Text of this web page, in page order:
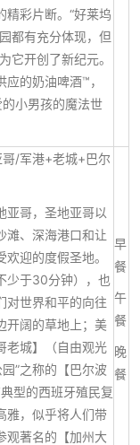
精彩片断。“好莱坞
都有充分体现，但
它开创了新纪元。
的奶油啤酒™，
小男孩的魔法世
/军港+老城+巴尔
亚哥，圣地亚哥以
滩、深海港口和让
迎的度假圣地。
少于30分钟），也
对世界和平的向往
开阔的草地上；美
老城】（自由观光
”之称的【巴尔波
型的西班牙殖民复
雅，似乎将人们带
观著名的【加州大
早
餐
午
餐
晚
餐